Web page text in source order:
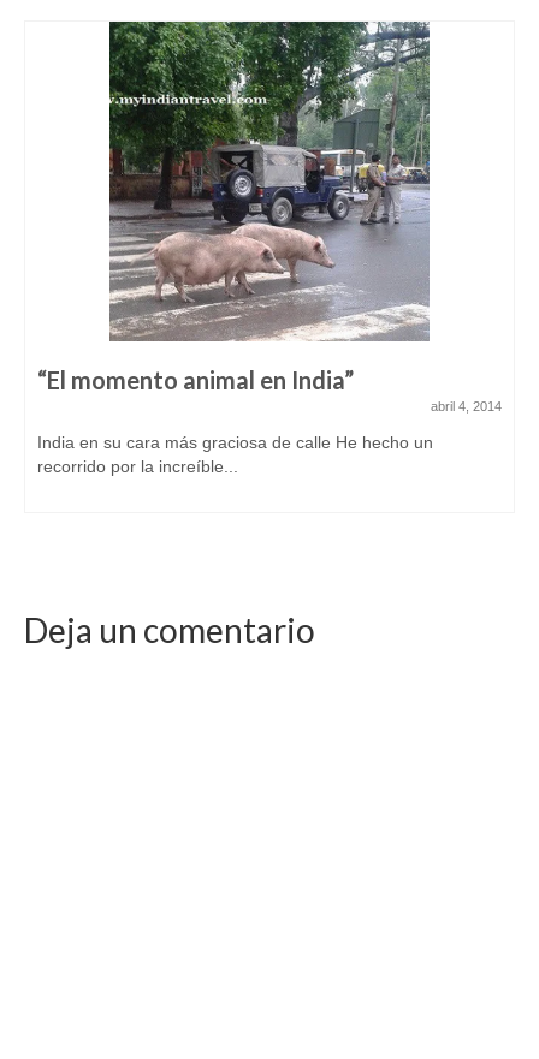
“El momento animal en India”
abril 4, 2014
India en su cara más graciosa de calle He hecho un
recorrido por la increíble...
Deja un comentario